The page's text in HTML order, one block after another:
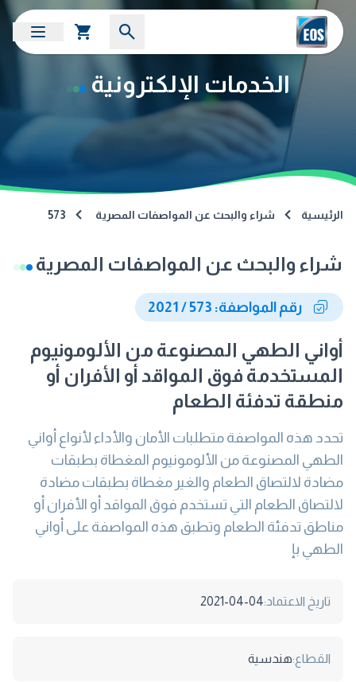
الخدمات الإلكترونية
الرئيسية شراء والبحث عن المواصفات المصرية 573
شراء والبحث عن المواصفات المصرية
رقم المواصفة: 573 / 2021
أواني الطهي المصنوعة من الألومونيوم
المستخدمة فوق المواقد أو الأفران أو
منطقة تدفئة الطعام
تحدد هذه المواصفة متطلبات الأمان والأداء لأنواع أواني
الطهي المصنوعة من الألومونيوم المغطاة بطبقات
مضادة لالتصاق الطعام والغير مغطاة بطبقات مضادة
لالتصاق الطعام التي تستخدم فوق المواقد أو الأفران أو
مناطق تدفئة الطعام وتطبق هذه المواصفة على أواني
الطهي بإ
تاريخ الاعتماد:2021-04-04
القطاع:هندسية